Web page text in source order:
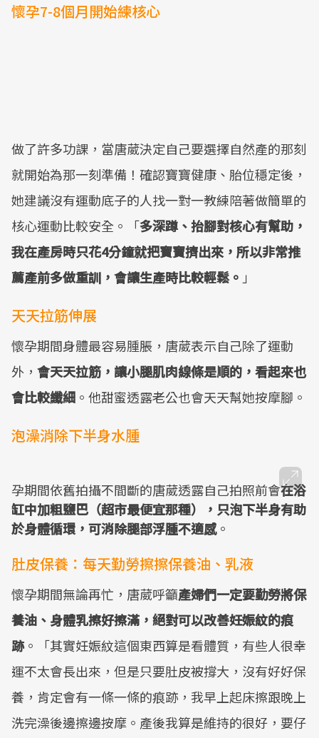
懷孕7-8個月開始練核心
做了許多功課，當唐葳決定自己要選擇自然產的那刻
就開始為那一刻準備！確認寶寶健康、胎位穩定後，
她建議沒有運動底子的人找一對一教練陪著做簡單的
核心運動比較安全。「多深蹲、抬腳對核心有幫助，
我在產房時只花4分鐘就把寶寶擠出來，所以非常推
薦產前多做重訓，會讓生產時比較輕鬆。 」
天天拉筋伸展
懷孕期間身體最容易腫脹，唐葳表示自己除了運動
外， 會天天拉筋，讓小腿肌肉線條是順的，看起來也
會比較纖細 。他甜蜜透露老公也會天天幫她按摩腳。
泡澡消除下半身水腫
孕期間依舊拍攝不間斷的唐葳透露自己拍照前會在浴
缸中加粗鹽巴（超市最便宜那種），只泡下半身有助
於身體循環，可消除腿部浮腫不適感。
肚皮保養：每天勤勞擦擦保養油、乳液
懷孕期間無論再忙，唐葳呼籲產婦們一定要勤勞將保
養油、身體乳擦好擦滿，絕對可以改善妊娠紋的痕
跡。「其實妊娠紋這個東西算是看體質，有些人很幸
運不太會長出來，但是只要肚皮被撐大，沒有好好保
養，肯定會有一條一條的痕跡，我早上起床擦跟晚上
洗完澡後邊擦邊按摩。產後我算是維持的很好，要仔